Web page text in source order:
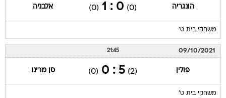
הונגריה (0)
0 : 1
(0) אלבניה
משחקי בית ט'
09/10/2021
21:45
פולין (2)
5 : 0
(0) סן מרינו
משחקי בית ט'